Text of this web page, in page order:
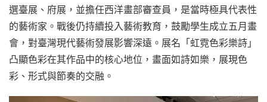
選臺展、府展，並擔任西洋畫部審查員，是當時極具代表性
的藝術家。戰後仍持續投入藝術教育，鼓勵學生成立五月畫
會，對臺灣現代藝術發展影響深遠。展名「虹霓色彩樂詩」
凸顯色彩在其作品中的核心地位，畫面如詩如樂，展現色
彩、形式與節奏的交融。